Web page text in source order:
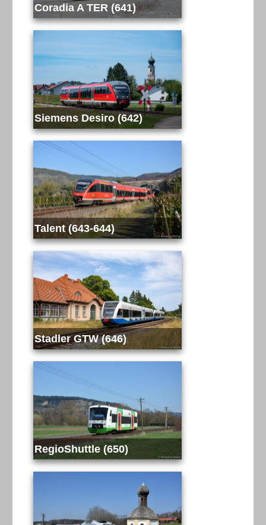
Coradia A TER (641)
Siemens Desiro (642)
Talent (643-644)
Stadler GTW (646)
RegioShuttle (650)